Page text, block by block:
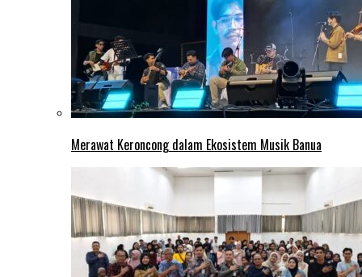
Merawat Keroncong dalam Ekosistem Musik Banua